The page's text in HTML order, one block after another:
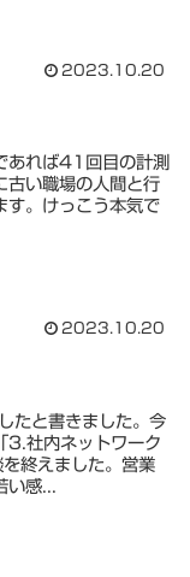
2023.10.20
あれば41回目の計測
古い職場の人間と行
す。けっこう本気で
2023.10.20
たと書きました。今
3.社内ネットワーク
終えました。営業
感...